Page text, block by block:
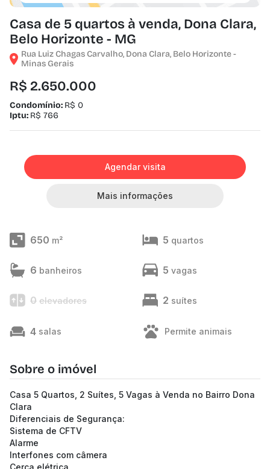
Casa de 5 quartos à venda, Dona Clara,
Belo Horizonte - MG
Rua Luiz Chagas Carvalho, Dona Clara, Belo Horizonte -
Minas Gerais
R$ 2.650.000
Condomínio: R$ 0
Iptu: R$ 766
Agendar visita
Mais informações
650 m² 5 quartos
6 banheiros 5 vagas
0 elevadores 2 suítes
4 salas Permite animais
Sobre o imóvel
Casa 5 Quartos, 2 Suítes, 5 Vagas à Venda no Bairro Dona
Clara
Diferenciais de Segurança:
Sistema de CFTV
Alarme
Interfones com câmera
Cerca elétrica